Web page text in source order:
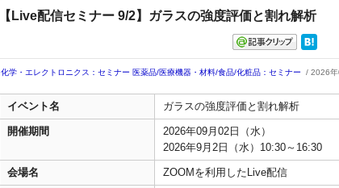
【Live配信セミナー 9/2】ガラスの強度評価と割れ解析
化学・エレクトロニクス：セミナー 医薬品/医療機器・材料/食品/化粧品：セミナー / 2026
イベント名 ガラスの強度評価と割れ解析
開催期間
2026年09月02日（水）
2026年9月2日（水）10:30～16:30
会場名 ZOOMを利用したLive配信